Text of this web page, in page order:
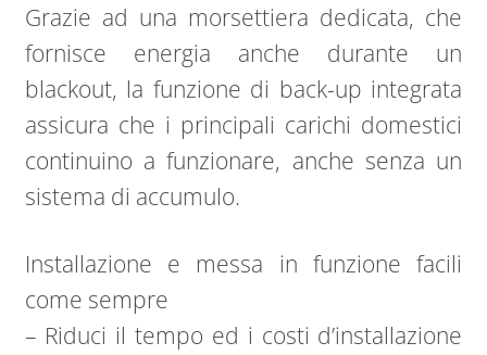
Grazie ad una morsettiera dedicata, che
fornisce energia anche durante un
blackout, la funzione di back-up integrata
assicura che i principali carichi domestici
continuino a funzionare, anche senza un
sistema di accumulo.
Installazione e messa in funzione facili
come sempre
– Riduci il tempo ed i costi d’installazione